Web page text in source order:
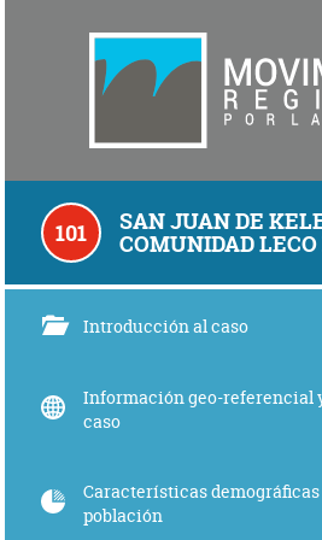
101 SAN JUAN DE
COMUNIDAD
Introducción al caso
Información geo-referencial
caso
Características
población